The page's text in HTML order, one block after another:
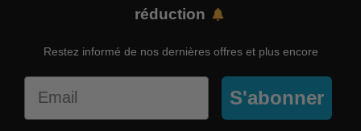
réduction
Restez informé de nos dernières offres et plus encore
S'abonner